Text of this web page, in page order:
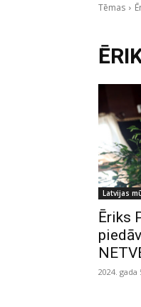
Tēmas
Latvijas
Ēriks
2024. gada